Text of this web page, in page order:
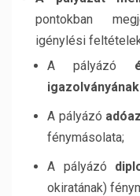
pontokban
igénylési
A pályázó
igazolványának
A pályázó
fénymásolata;
A pályázó
okiratának)